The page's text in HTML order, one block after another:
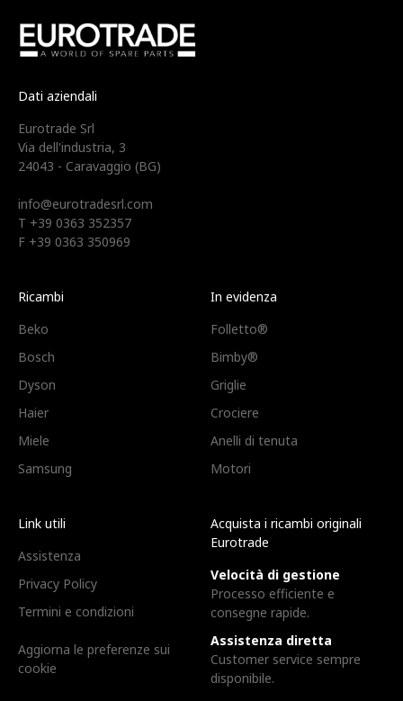
Dati aziendali
Eurotrade Srl
Via dell'industria, 3
24043 - Caravaggio (BG)
info@eurotradesrl.com
T +39 0363 352357
F +39 0363 350969
Ricambi
Beko
Bosch
Dyson
Haier
Miele
Samsung
In evidenza
Folletto®
Bimby®
Griglie
Crociere
Anelli di tenuta
Motori
Link utili
Assistenza
Privacy Policy
Termini e condizioni
Aggiorna le preferenze sui
cookie
Acquista i ricambi originali
Eurotrade
Velocità di gestione
Processo efficiente e
consegne rapide.
Assistenza diretta
Customer service sempre
disponibile.